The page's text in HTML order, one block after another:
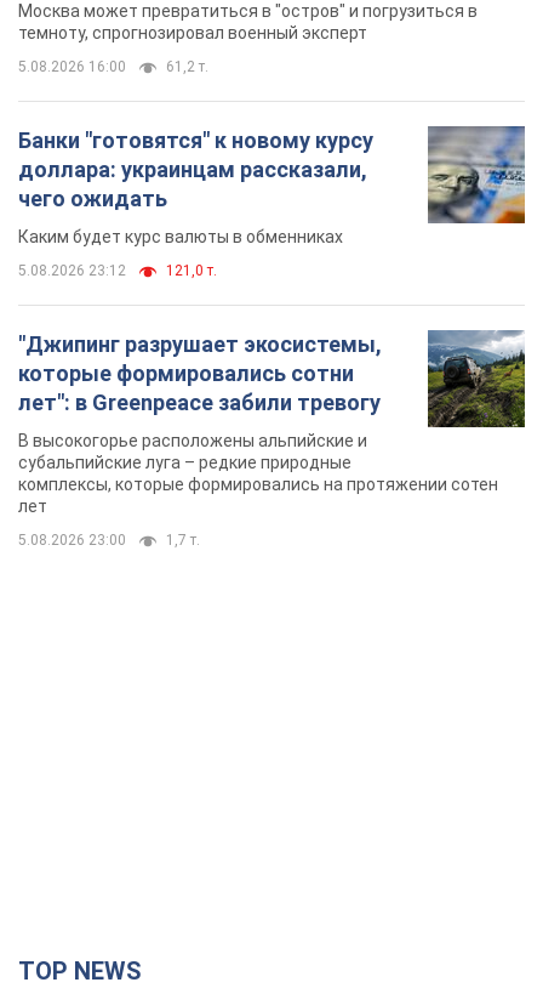
Москва может превратиться в "остров" и погрузиться в
темноту, спрогнозировал военный эксперт
5.08.2026 16:00 61,2 т.
Банки "готовятся" к новому курсу
доллара: украинцам рассказали,
чего ожидать
Каким будет курс валюты в обменниках
5.08.2026 23:12 121,0 т.
"Джипинг разрушает экосистемы,
которые формировались сотни
лет": в Greenpeace забили тревогу
В высокогорье расположены альпийские и
субальпийские луга – редкие природные
комплексы, которые формировались на протяжении сотен
лет
5.08.2026 23:00 1,7 т.
TOP NEWS